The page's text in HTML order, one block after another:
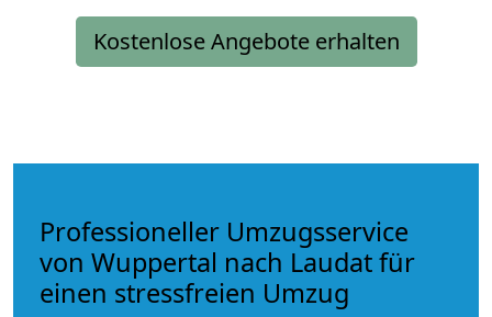
Kostenlose Angebote erhalten
Professioneller Umzugsservice
von Wuppertal nach Laudat für
einen stressfreien Umzug